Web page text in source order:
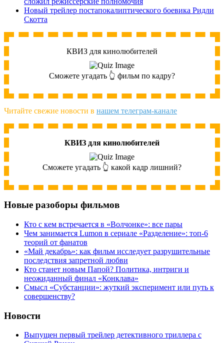
Новый трейлер постапокалиптического боевика Ридли
Скотта
КВИЗ для кинолюбителей
Сможете угадать 👆 фильм по кадру?
Читайте свежие новости в нашем телеграм-канале
КВИЗ для кинолюбителей
Сможете угадать 👆 какой кадр лишний?
Новые разоборы фильмов
Кто с кем встречается в «Волчонке»: все пары
Чем занимается Lumon в сериале «Разделение»: топ-6
теорий от фанатов
«Май декабрь»: как фильм исследует разрушительные
последствия запретной любви
Кто станет новым Папой? Политика, интриги и
неожиданный финал «Конклава»
Cмысл «Субстанции»: жуткий эксперимент или путь к
совершенству?
Новости
Выпущен первый трейлер детективного триллера с